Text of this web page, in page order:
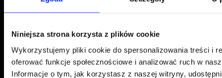
Niniejsza strona korzysta z plików cookie
Wykorzystujemy pliki cookie do spersonalizowania treści i
oferować funkcje społecznościowe i analizować ruch w
Informacje o tym, jak korzystasz z naszej witryny,
Centrum folii samochodowych